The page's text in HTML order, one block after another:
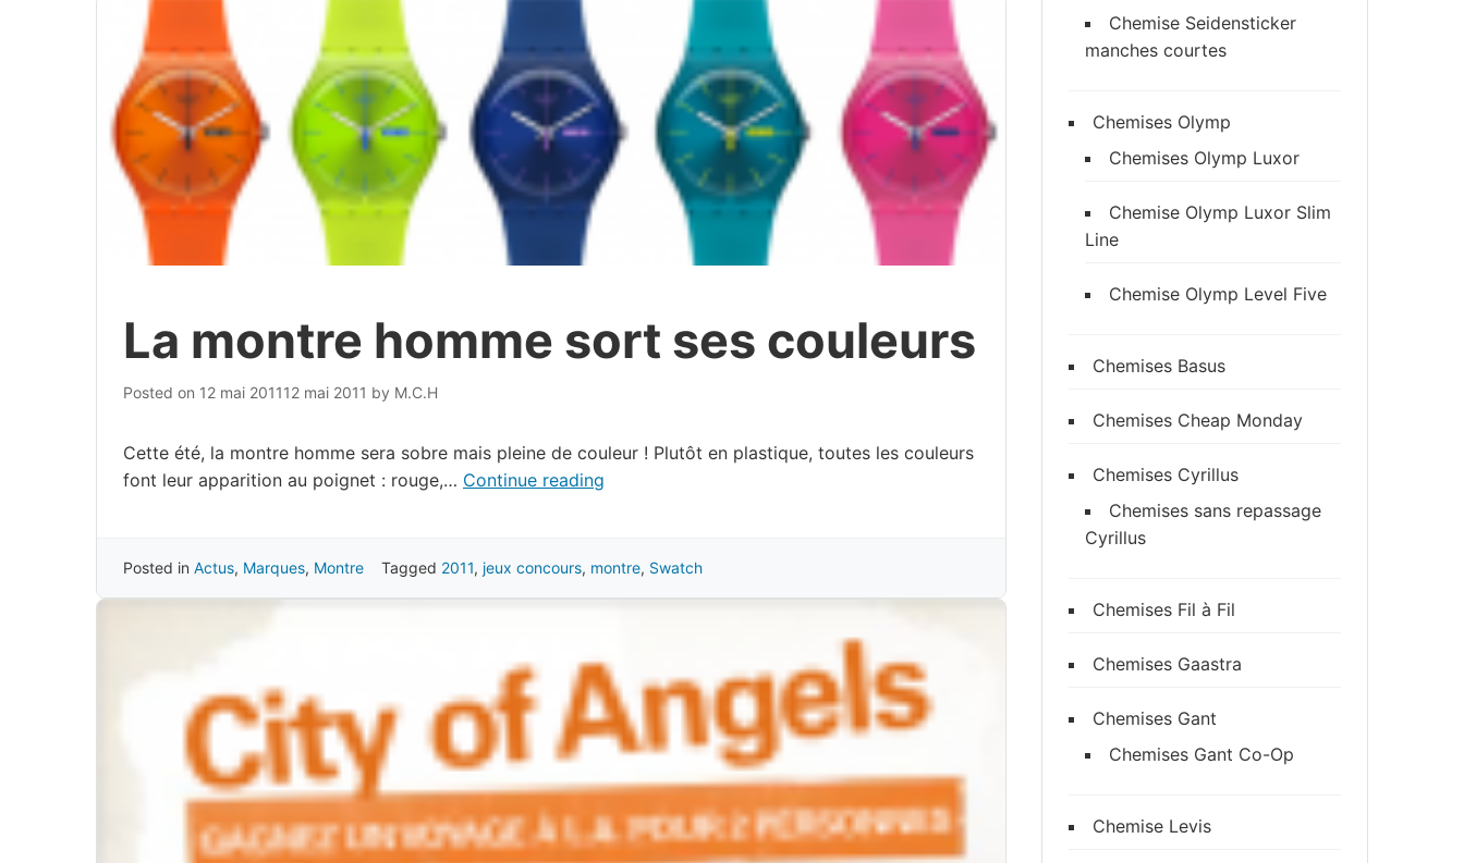
La montre homme sort ses couleurs
Posted on 12 mai 201112 mai 2011 by M.C.H
Cette été, la montre homme sera sobre mais pleine de couleur ! Plutôt en plastique, toutes les couleurs
font leur apparition au poignet : rouge,… Continue reading
Posted in Actus, Marques, Montre Tagged 2011, jeux concours, montre, Swatch
Chemise Seidensticker
manches courtes
Chemises Olymp
Chemises Olymp Luxor
Chemise Olymp Luxor Slim
Line
Chemise Olymp Level Five
Chemises Basus
Chemises Cheap Monday
Chemises Cyrillus
Chemises sans repassage
Cyrillus
Chemises Fil à Fil
Chemises Gaastra
Chemises Gant
Chemises Gant Co-Op
Chemise Levis